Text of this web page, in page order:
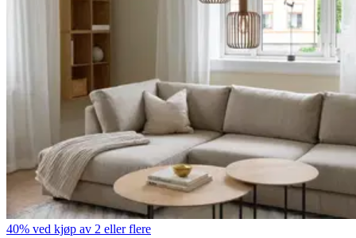
40% ved kjøp av 2 eller flere